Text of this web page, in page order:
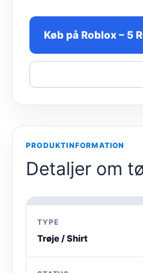
Køb på Roblox – 5
PRODUKTINFORMATION
Detaljer om
TYPE
Trøje / Shirt